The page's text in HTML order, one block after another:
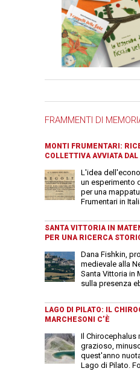
FRAMMENTI DI
MONTI FRUMENTARI:
COLLETTIVA AVVIATA DAL
L'idea
un esperimento
per una
Frumentari in
SANTA VITTORIA IN
PER UNA RICERCA
Dana Fishkin,
medievale alla
Santa Vittoria in
sulla presenza
LAGO DI PILATO: IL
MARCHESONI C’È
Il Chirocephalus
grazioso,
quest'anno
Lago di Pilato.